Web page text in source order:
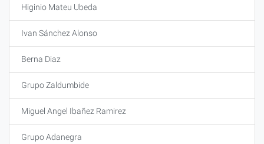
Higinio Mateu Ubeda
Ivan Sánchez Alonso
Berna Diaz
Grupo Zaldumbide
Miguel Angel Ibañez Ramirez
Grupo Adanegra